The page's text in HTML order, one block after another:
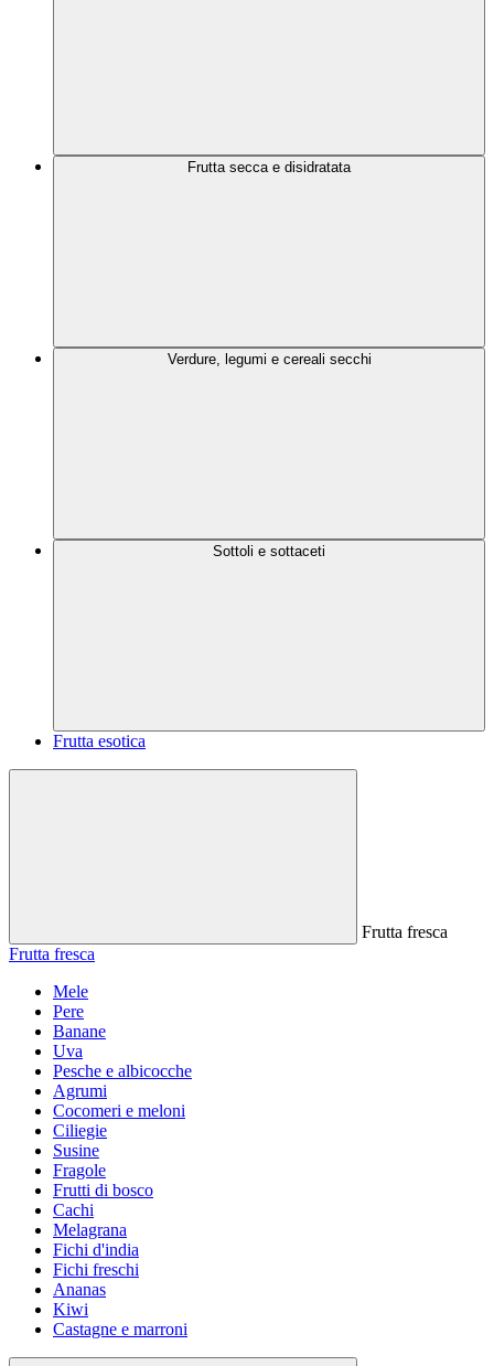
Frutta secca e disidratata
Verdure, legumi e cereali secchi
Sottoli e sottaceti
Frutta esotica
Frutta fresca
Frutta fresca
Mele
Pere
Banane
Uva
Pesche e albicocche
Agrumi
Cocomeri e meloni
Ciliegie
Susine
Fragole
Frutti di bosco
Cachi
Melagrana
Fichi d'india
Fichi freschi
Ananas
Kiwi
Castagne e marroni